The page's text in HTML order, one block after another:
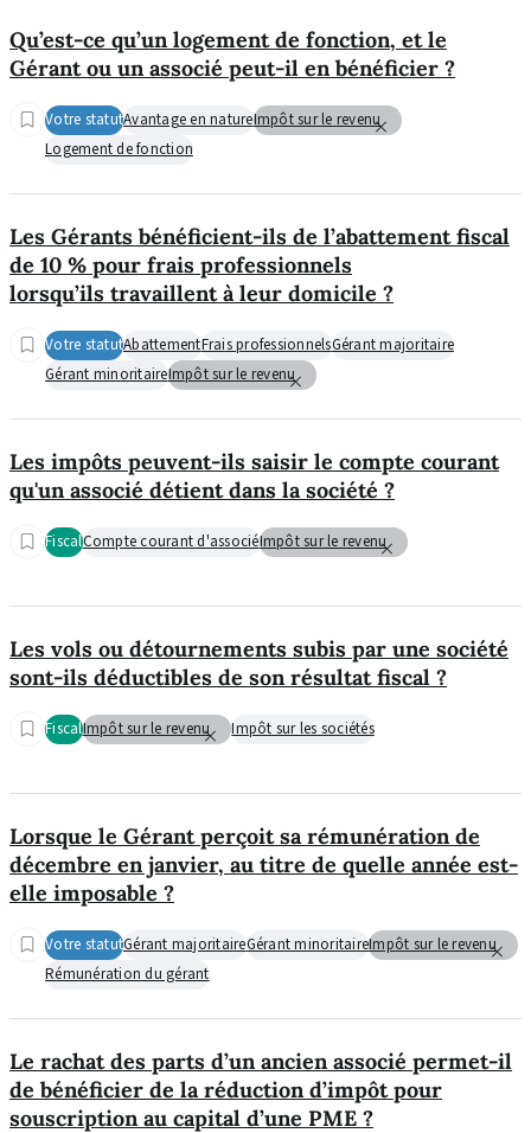
Qu’est-ce qu’un logement de fonction, et le
Gérant ou un associé peut-il en bénéficier ?
Votre statutAvantage en natureImpôt sur le revenu
Logement de fonction
Les Gérants bénéficient-ils de l’abattement fiscal
de 10 % pour frais professionnels
lorsqu’ils travaillent à leur domicile ?
Votre statutAbattementFrais professionnelsGérant majoritaire
Gérant minoritaireImpôt sur le revenu
Les impôts peuvent-ils saisir le compte courant
qu'un associé détient dans la société ?
FiscalCompte courant d'associéImpôt sur le revenu
Les vols ou détournements subis par une société
sont-ils déductibles de son résultat fiscal ?
FiscalImpôt sur le revenu Impôt sur les sociétés
Lorsque le Gérant perçoit sa rémunération de
décembre en janvier, au titre de quelle année est-
elle imposable ?
Votre statutGérant majoritaireGérant minoritaireImpôt sur le revenu
Rémunération du gérant
Le rachat des parts d’un ancien associé permet-il
de bénéficier de la réduction d’impôt pour
souscription au capital d’une PME ?